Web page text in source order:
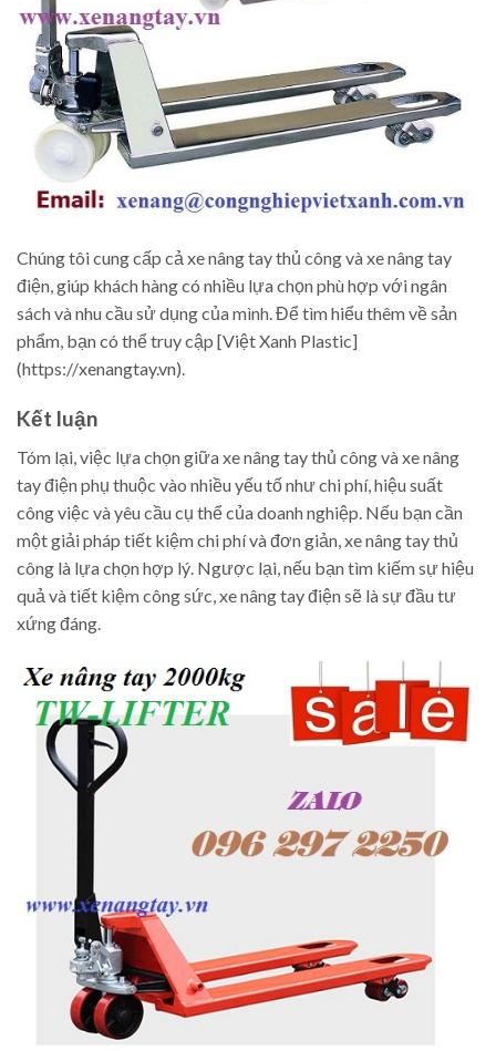
Chúng tôi cung cấp cả xe nâng tay thủ công và xe nâng tay
điện, giúp khách hàng có nhiều lựa chọn phù hợp với ngân
sách và nhu cầu sử dụng của mình. Để tìm hiểu thêm về sản
phẩm, bạn có thể truy cập [Việt Xanh Plastic]
(https://xenangtay.vn).
Kết luận
Tóm lại, việc lựa chọn giữa xe nâng tay thủ công và xe nâng
tay điện phụ thuộc vào nhiều yếu tố như chi phí, hiệu suất
công việc và yêu cầu cụ thể của doanh nghiệp. Nếu bạn cần
một giải pháp tiết kiệm chi phí và đơn giản, xe nâng tay thủ
công là lựa chọn hợp lý. Ngược lại, nếu bạn tìm kiếm sự hiệu
quả và tiết kiệm công sức, xe nâng tay điện sẽ là sự đầu tư
xứng đáng.